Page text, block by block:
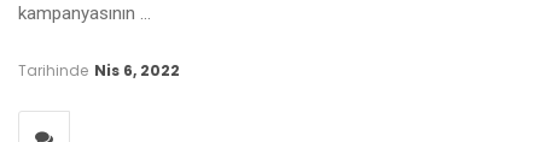
kampanyasının …
Tarihinde Nis 6, 2022